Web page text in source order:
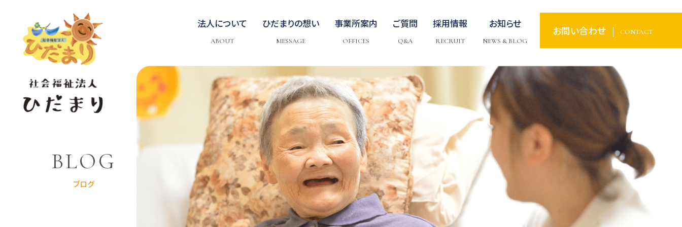
法人について
ABOUT
ひだまりの想い
MESSAGE
事業所案内
OFFICES
ご質問
Q&A
採用情報
RECRUIT
お知らせ
NEWS & BLOG
お問い合わせ CONTACT
BLOG
ブログ